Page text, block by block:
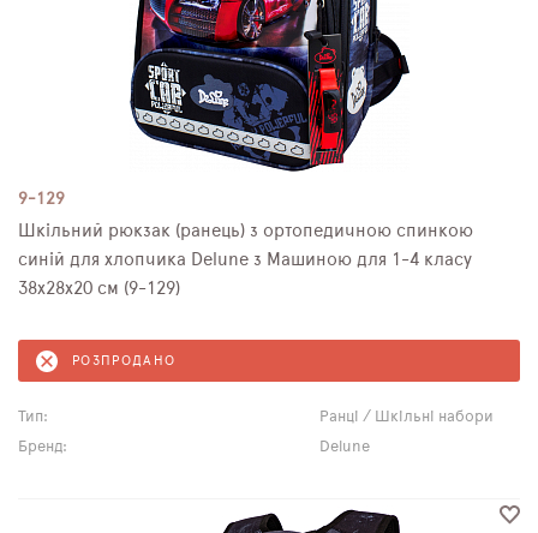
9-129
Шкільний рюкзак (ранець) з ортопедичною спинкою
синій для хлопчика Delune з Машиною для 1-4 класу
38х28х20 см (9-129)
РОЗПРОДАНО
Тип:
Ранці / Шкільні набори
Бренд:
Delune